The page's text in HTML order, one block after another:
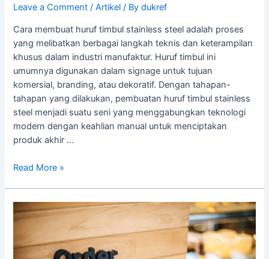
Leave a Comment /Artikel / Bydukref
Cara membuat huruf timbul stainless steel adalah proses
yang melibatkan berbagai langkah teknis dan keterampilan
khusus dalam industri manufaktur. Huruf timbul ini
umumnya digunakan dalam signage untuk tujuan
komersial, branding, atau dekoratif. Dengan tahapan-
tahapan yang dilakukan, pembuatan huruf timbul stainless
steel menjadi suatu seni yang menggabungkan teknologi
modern dengan keahlian manual untuk menciptakan
produk akhir …
Read More »
Contoh
Huruf
Acrylic